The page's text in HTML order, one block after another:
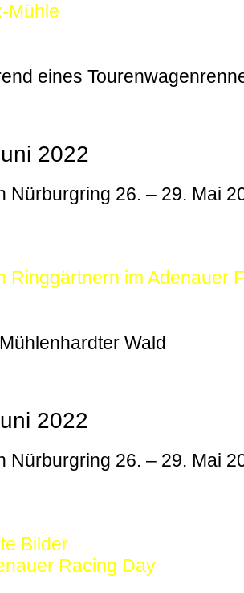
Mühle
eines
2022
Nürburgring 26. – 29. Mai
Ringgärtnern im Adenauer
Wald
2022
Nürburgring 26. – 29. Mai
Bilder
Racing Day